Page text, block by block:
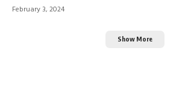
February 3, 2024
Show More